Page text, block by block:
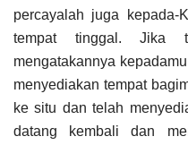
percayalah juga kepada-
tempat tinggal. Jika
mengatakannya
menyediakan tempat
ke situ dan telah
datang kembali dan